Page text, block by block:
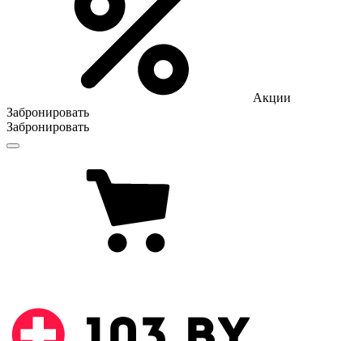
Акции
Забронировать
Забронировать